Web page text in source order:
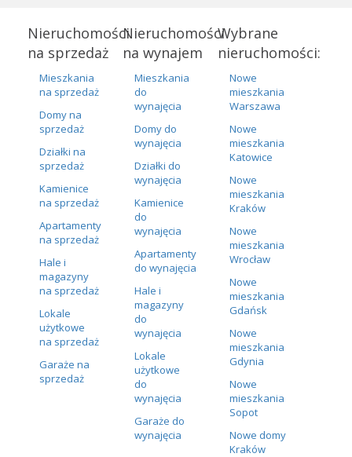
Nieruchomości
na sprzedaż
Mieszkania
na sprzedaż
Domy na
sprzedaż
Działki na
sprzedaż
Kamienice
na sprzedaż
Apartamenty
na sprzedaż
Hale i
magazyny
na sprzedaż
Lokale
użytkowe
na sprzedaż
Garaże na
sprzedaż
Nieruchomości
na wynajem
Mieszkania
do
wynajęcia
Domy do
wynajęcia
Działki do
wynajęcia
Kamienice
do
wynajęcia
Apartamenty
do wynajęcia
Hale i
magazyny
do
wynajęcia
Lokale
użytkowe
do
wynajęcia
Garaże do
wynajęcia
Wybrane
nieruchomości:
Nowe
mieszkania
Warszawa
Nowe
mieszkania
Katowice
Nowe
mieszkania
Kraków
Nowe
mieszkania
Wrocław
Nowe
mieszkania
Gdańsk
Nowe
mieszkania
Gdynia
Nowe
mieszkania
Sopot
Nowe domy
Kraków